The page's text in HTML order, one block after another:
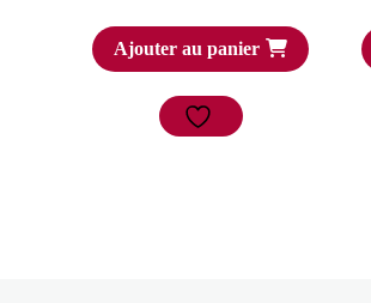
Ajouter au panier